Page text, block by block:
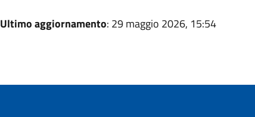
Ultimo aggiornamento: 29 maggio 2026, 15:54